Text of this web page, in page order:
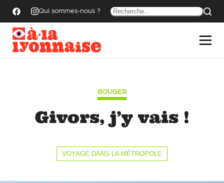
Qui sommes-nous ?
BOUGER
Givors, j’y vais !
VOYAGE DANS LA MÉTROPOLE